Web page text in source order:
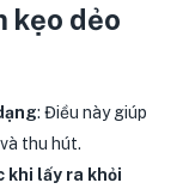
kẹo dẻo
: Điều này giúp
thu hút.
khi lấy ra khỏi